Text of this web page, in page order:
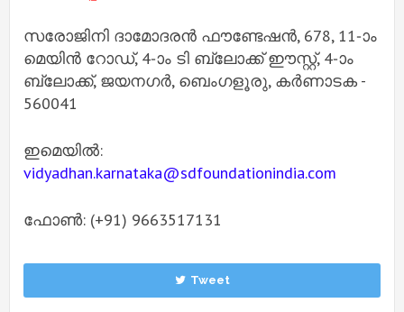
സരോജിനി ദാമോദരൻ ഫൗണ്ടേഷൻ, 678, 11-ാം
മെയിൻ റോഡ്, 4-ാം ടി ബ്ലോക്ക് ഈസ്റ്റ്, 4-ാം
ബ്ലോക്ക്, ജയനഗർ, ബെംഗളൂരു, കർണാടക -
560041
ഇമെയിൽ:
vidyadhan.karnataka@sdfoundationindia.com
ഫോൺ: (+91) 9663517131
Tweet